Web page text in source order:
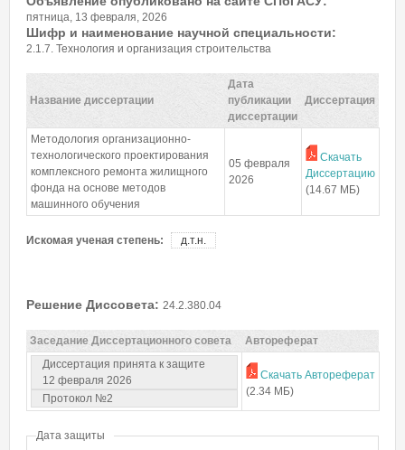
Пароль*
пятница, 13 февраля, 2026
Шифр и наименование научной специальности:
2.1.7. Технология и организация строительства
Название диссертации
Дата
публикации
диссертации
Диссертация
Методология организационно-
технологического проектирования
комплексного ремонта жилищного
фонда на основе методов
машинного обучения
05 февраля
2026
Скачать
Диссертацию
(14.67 МБ)
Искомая ученая степень: д.т.н.
Решение Диссовета: 24.2.380.04
Заседание Диссертационного совета
Автореферат
Диссертация принята к защите
12 февраля 2026
Протокол №2
Скачать Автореферат
(2.34 МБ)
Дата защиты